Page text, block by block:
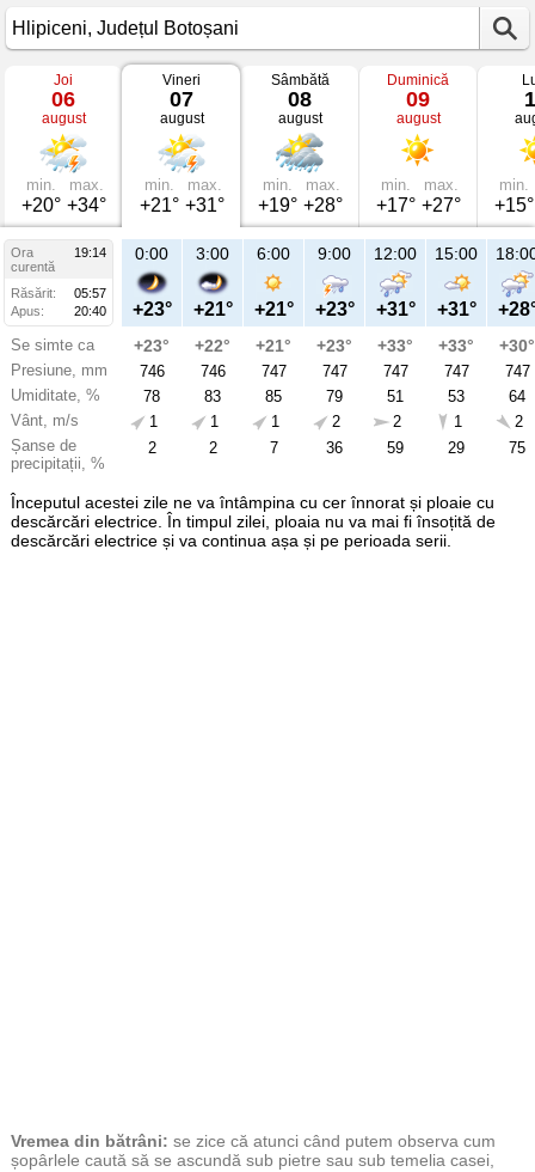
Vremea
Hlipiceni
mâine
Județul
Botoșani
Joi
06
august
min.
+20°
max.
+34°
Vineri
07
august
min.
+21°
max.
+31°
Sâmbătă
08
august
min.
+19°
max.
+28°
Duminică
09
august
min.
+17°
max.
+27°
min.
+15°
Ora
19:14
curentă
Răsărit:
05:57
Apus:
20:40
Se simte ca
Presiune, mm
Umiditate, %
Vânt, m/s
Șanse de
precipitații, %
21:00
+30°
+31°
746
48
1
9
Vi
aug
0:00
+23°
+23°
746
78
1
2
3:00
+21°
+22°
746
83
1
2
6:00
+21°
+21°
747
85
1
7
9:00
+23°
+23°
747
79
2
36
12:00
+31°
+33°
747
51
2
59
15:00
+31°
+33°
747
53
1
29
+30°
747
64
2
75
Începutul acestei zile ne va întâmpina cu cer înnorat și ploaie cu
descărcări electrice. În timpul zilei, ploaia nu va mai fi însoțită de
descărcări electrice și va continua așa și pe perioada serii.
Vremea din bătrâni: se zice că atunci când putem observa cum
șopârlele caută să se ascundă sub pietre sau sub temelia casei,